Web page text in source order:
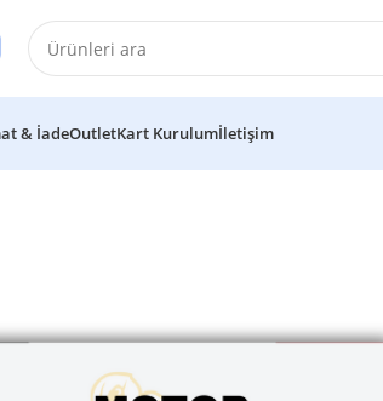
& İadeOutletKart Kurulumİletişim